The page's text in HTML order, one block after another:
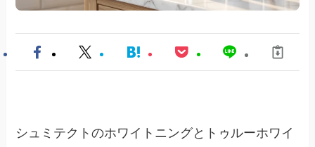
シュミテクトのホワイトニングとトゥルーホワイ